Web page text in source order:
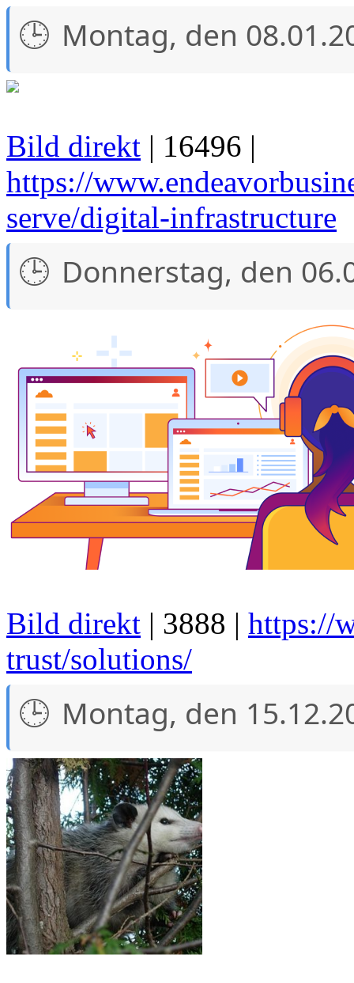
Montag, den
Bild direkt | 16496 |
https://
serve/digital-infrastructure
Donnerstag, den
Bild direkt | 3888 | https://
trust/solutions/
Montag, den